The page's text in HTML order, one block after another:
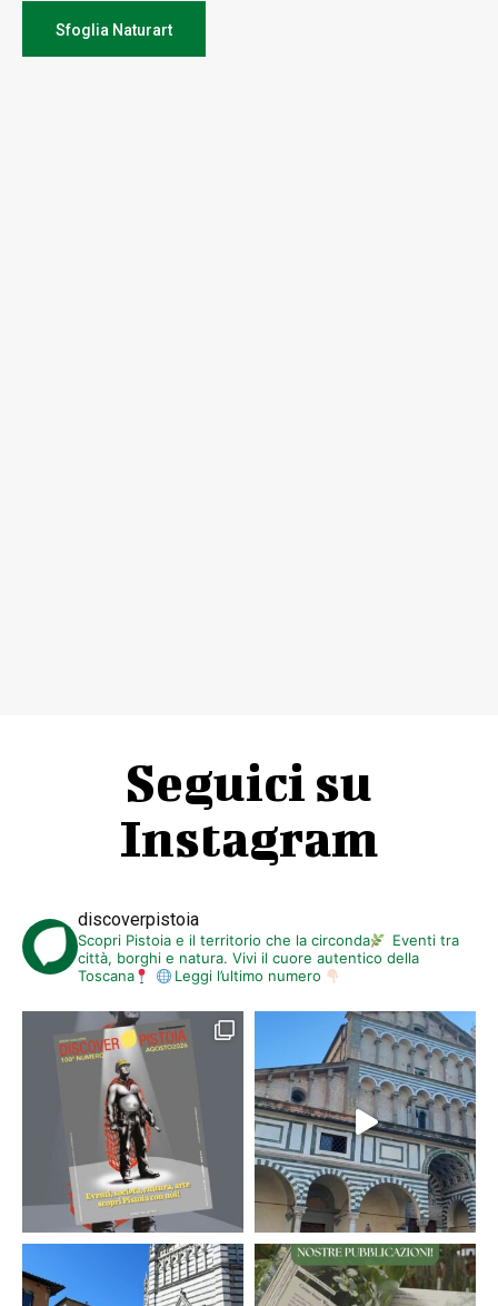
Sfoglia Naturart
Seguici su
Instagram
discoverpistoia
Scopri Pistoia e il territorio che la circonda
Eventi tra
città, borghi e natura. Vivi il cuore autentico della
Toscana
Leggi l’ultimo numero